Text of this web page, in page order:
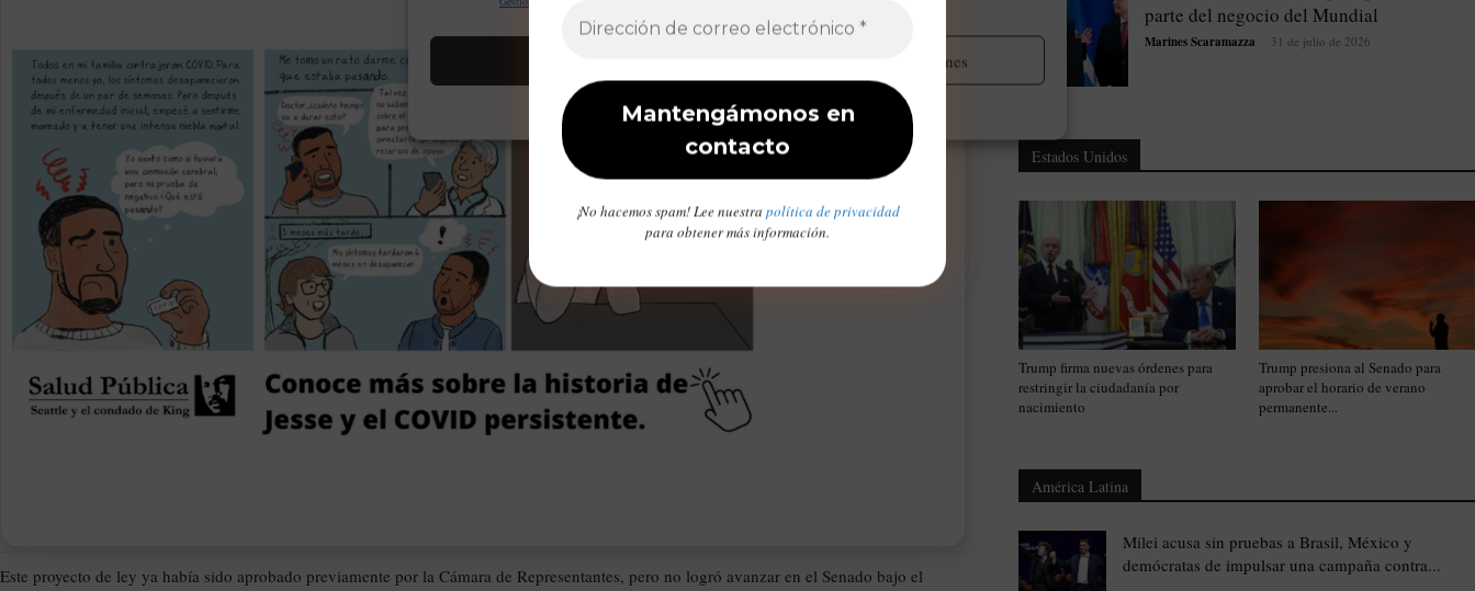
Administrar opciones
Opt-out preferences Declaración de privacidad Aviso Legal / Imprint
Este proyecto de ley ya había sido aprobado previamente por la Cámara de Representantes, pero no logró avanzar en el Senado bajo el
¡No hacemos spam! Lee nuestra política de privacidad
para obtener más información.
parte del negocio del Mundial
Marines Scaramazza 31 de julio de 2026
Estados Unidos
Trump firma nuevas órdenes para
restringir la ciudadanía por
nacimiento
Trump presiona al Senado para
aprobar el horario de verano
permanente...
América Latina
Milei acusa sin pruebas a Brasil, México y
demócratas de impulsar una campaña contra...